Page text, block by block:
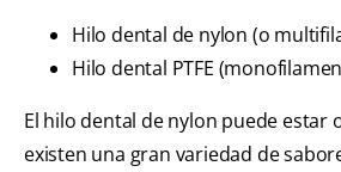
Hilo dental de nylon (o
Hilo dental PTFE
El hilo dental de nylon puede estar
existen una gran variedad de